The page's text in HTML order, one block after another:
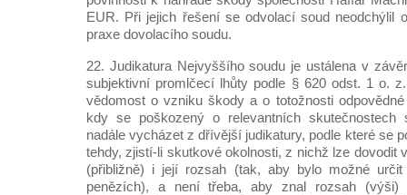
EUR. Při jejich řešení se odvolací soud neodchýlil
praxe dovolacího soudu.
22. Judikatura Nejvyššího soudu je ustálena v
subjektivní promlčecí lhůty podle § 620 odst. 1 o.
vědomost o vzniku škody a o totožnosti
kdy se poškozený o relevantních skutečnostech
nadále vycházet z dřívější judikatury, podle které se
tehdy, zjistí-li skutkové okolnosti, z nichž lze dovodit
(přibližně) i její rozsah (tak, aby bylo možné
penězích), a není třeba, aby znal rozsah (výši)